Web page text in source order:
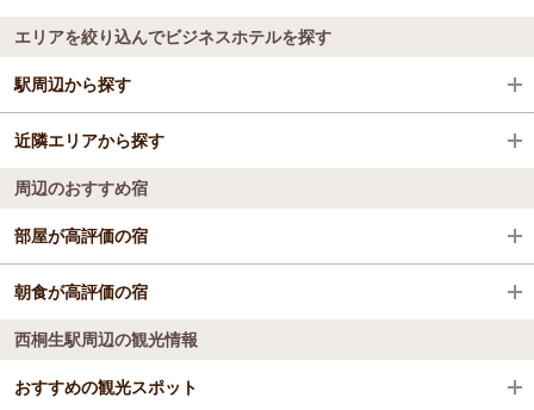
全国のビジネスホテル
赤城・桐生・渡良瀬
桐生・渡良瀬・梨木
エリアを絞り込んでビジネスホテルを探す
駅周辺から探す
敷島駅
岩宿駅
相老駅
近隣エリアから探す
赤城
周辺のおすすめ宿
部屋が高評価の宿
ヘルシーパル赤城
赤城高原温泉 山屋蒼月
朝食が高評価の宿
ヘルシーパル赤城
西桐生駅周辺の観光情報
おすすめの観光スポット